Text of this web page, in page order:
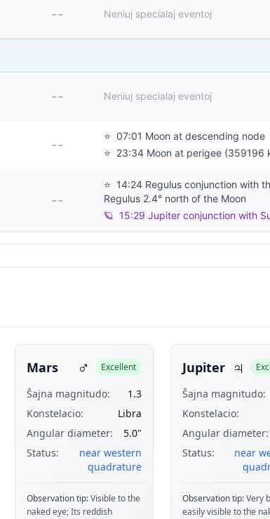
-- Neniuj specialaj eventoj
-- Neniuj specialaj eventoj
--
⭐ 07:01 Moon at descending node
⭐ 23:34 Moon at perigee (359196
--
⭐ 14:24 Regulus conjunction with
Regulus 2.4° north of the Moon
🪐 15:29 Jupiter conjunction with
Mars ♂ Excellent
Ŝajna magnitudo:
1.3
Konstelacio:
Libra
Angular diameter:
5.0"
Status:
near western
quadrature
Observation tip:Visible to the
naked eye; Its reddish
Jupiter ♃
Ŝajna magnitudo:
Konstelacio:
Angular diameter:
Status:
near
Observation tip:Very
easily visible to the